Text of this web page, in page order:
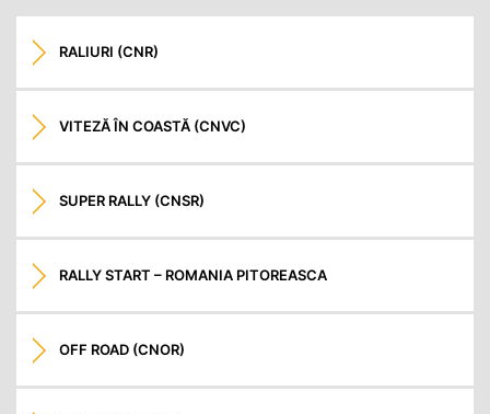
RALIURI (CNR)
VITEZĂ ÎN COASTĂ (CNVC)
SUPER RALLY (CNSR)
RALLY START – ROMANIA PITOREASCA
OFF ROAD (CNOR)